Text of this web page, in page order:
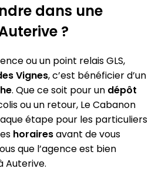
dans une
?
ou un point relais GLS,
Vignes, c’est bénéficier d’un
. Que ce soit pour un dépôt
ou un retour, Le Cabanon
étape pour les particuliers
horairesavant de vous
que l’agence est bien
Auterive.